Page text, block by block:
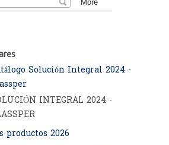
Solución Integral 2024 -
INTEGRAL 2024 -
productos 2026